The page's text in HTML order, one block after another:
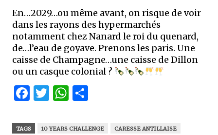
En…2029…ou même avant, on risque de voir
dans les rayons des hypermarchés
notamment chez Nanard le roi du quenard,
de…l’eau de goyave. Prenons les paris. Une
caisse de Champagne…une caisse de Dillon
ou un casque colonial ?
Facebook
Twitter
WhatsApp
TAGS 10 YEARS CHALLENGE
CARESSE ANTILLAISE